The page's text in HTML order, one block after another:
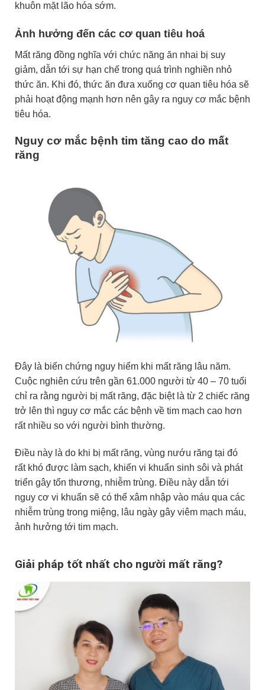
khuôn mặt lão hóa sớm.
Ảnh hưởng đến các cơ quan tiêu hoá
Mất răng đồng nghĩa với chức năng ăn nhai bị suy
giảm, dẫn tới sự hạn chế trong quá trình nghiền nhỏ
thức ăn. Khi đó, thức ăn đưa xuống cơ quan tiêu hóa sẽ
phải hoạt động mạnh hơn nên gây ra nguy cơ mắc bệnh
tiêu hóa.
Nguy cơ mắc bệnh tim tăng cao do mất
răng
Đây là biến chứng nguy hiểm khi mất răng lâu năm.
Cuộc nghiên cứu trên gần 61.000 người từ 40 – 70 tuổi
chỉ ra rằng người bị mất răng, đặc biệt là từ 2 chiếc răng
trở lên thì nguy cơ mắc các bệnh về tim mạch cao hơn
rất nhiều so với người bình thường.
Điều này là do khi bị mất răng, vùng nướu răng tại đó
rất khó được làm sạch, khiến vi khuẩn sinh sôi và phát
triển gây tổn thương, nhiễm trùng. Điều này dẫn tới
nguy cơ vi khuẩn sẽ có thể xâm nhập vào máu qua các
nhiễm trùng trong miệng, lâu ngày gây viêm mạch máu,
ảnh hưởng tới tim mạch.
Giải pháp tốt nhất cho người mất răng?